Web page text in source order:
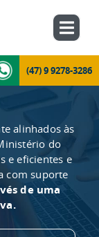
(47) 9 9278-3286
alinhados às
do
e eficientes e
com suporte
de uma